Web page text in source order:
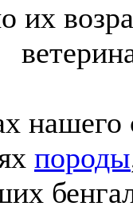
их
нашего
породы